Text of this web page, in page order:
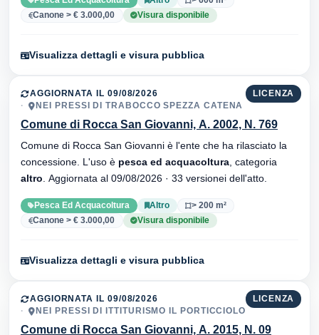
Canone > € 3.000,00
Visura disponibile
Visualizza dettagli e visura pubblica
LICENZA
AGGIORNATA IL 09/08/2026
NEI PRESSI DI TRABOCCO SPEZZA CATENA
Comune di Rocca San Giovanni, A. 2002, N. 769
Comune di Rocca San Giovanni è l'ente che ha rilasciato la
concessione. L'uso è pesca ed acquacoltura , categoria
altro
. Aggiornata al 09/08/2026 · 33 versionei dell'atto.
Pesca Ed Acquacoltura Altro
> 200 m²
Canone > € 3.000,00
Visura disponibile
Visualizza dettagli e visura pubblica
LICENZA
AGGIORNATA IL 09/08/2026
NEI PRESSI DI ITTITURISMO IL PORTICCIOLO
Comune di Rocca San Giovanni, A. 2015, N. 09